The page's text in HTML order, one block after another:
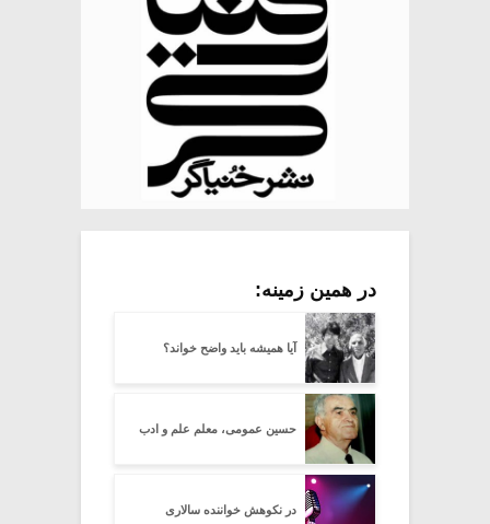
در همین زمینه:
آیا همیشه باید واضح خواند؟
حسین عمومی، معلم علم و ادب
در نکوهش خواننده سالاری